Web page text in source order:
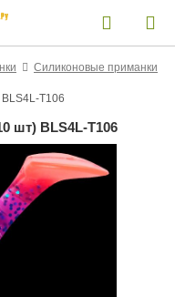
Силиконовые приманки
T106
шт) BLS4L-T106